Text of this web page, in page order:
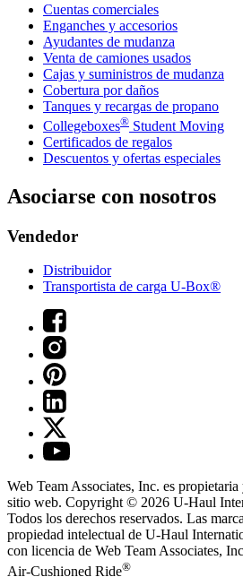
Cuentas comerciales
Enganches y accesorios
Ayudantes de mudanza
Venta de camiones usados
Cajas y suministros de mudanza
Cobertura por daños
Tanques y recargas de propano
Collegeboxes® Student Moving
Certificados de regalos
Descuentos y ofertas especiales
Asociarse con nosotros
Vendedor
Distribuidor
Transportista de carga U-Box®
Web Team Associates, Inc. es
sitio web. Copyright © 2026 U-Haul
Todos los derechos reservados. Las
propiedad intelectual de U-Haul
con licencia de Web Team Associates,
Air-Cushioned Ride®